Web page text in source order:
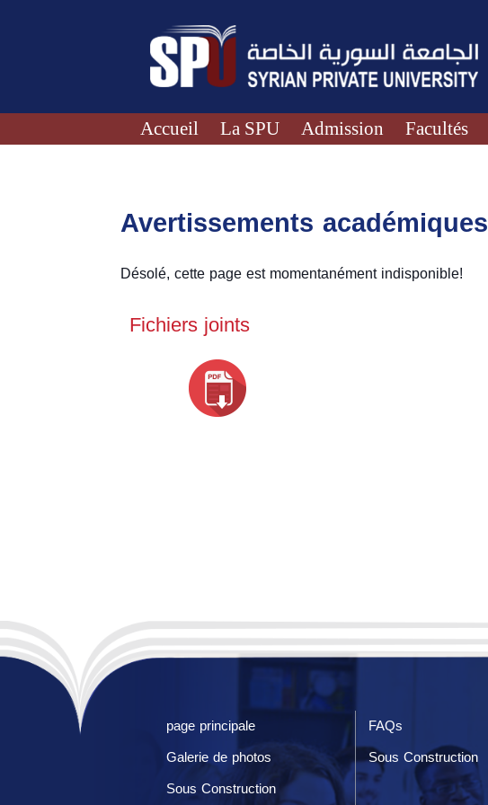
Accueil La SPU Admission Facultés
Avertissements académiques
Désolé, cette page est momentanément indisponible!
Fichiers joints
page principale FAQs
Galerie de photos
Sous Construction
Sous Construction